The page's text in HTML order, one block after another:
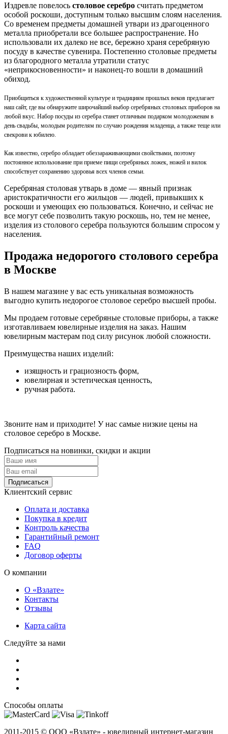
Издревле повелось столовое серебро считать предметом
особой роскоши, доступным только высшим слоям населения.
Со временем предметы домашней утвари из драгоценного
металла приобретали все большее распространение. Но
использовали их далеко не все, бережно храня серебряную
посуду в качестве сувенира. Постепенно столовые предметы
из благородного металла утратили статус
«неприкосновенности» и наконец-то вошли в домашний
обиход.
Приобщиться к художественной культуре и традициям прошлых веков предлагает
наш сайт, где вы обнаружите широчайший выбор серебряных столовых приборов на
любой вкус. Набор посуды из серебра станет отличным подарком молодоженам в
день свадьбы, молодым родителям по случаю рождения младенца, а также теще или
свекрови к юбилею.
Как известно, серебро обладает обеззараживающими свойствами, поэтому
постоянное использование при приеме пищи серебряных ложек, ножей и вилок
способствует сохранению здоровья всех членов семьи.
Серебряная столовая утварь в доме — явный признак
аристократичности его жильцов — людей, привыкших к
роскоши и умеющих ею пользоваться. Конечно, и сейчас не
все могут себе позволить такую роскошь, но, тем не менее,
изделия из столового серебра пользуются большим спросом у
населения.
Продажа недорогого столового серебра
в Москве
В нашем магазине у вас есть уникальная возможность
выгодно купить недорогое столовое серебро высшей пробы.
Мы продаем готовые серебряные столовые приборы, а также
изготавливаем ювелирные изделия на заказ. Нашим
ювелирным мастерам под силу рисунок любой сложности.
Преимущества наших изделий:
изящность и грациозность форм,
ювелирная и эстетическая ценность,
ручная работа.
Звоните нам и приходите! У нас самые низкие цены на
столовое серебро в Москве.
Подписаться на новинки, скидки и акции
Подписаться
Клиентский сервис
Оплата и доставка
Покупка в кредит
Контроль качества
Гарантийный ремонт
FAQ
Договор оферты
О компании
О «Взлате»
Контакты
Отзывы
Карта сайта
Следуйте за нами
Способы оплаты
2011-2015 © ООО «Взлате» - ювелирный интернет-магазин